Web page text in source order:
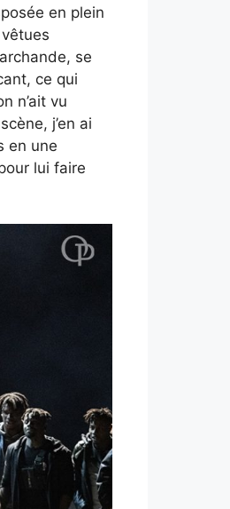
en plein
se
ce qui
n’ait vu
j’en ai
en une
lui faire